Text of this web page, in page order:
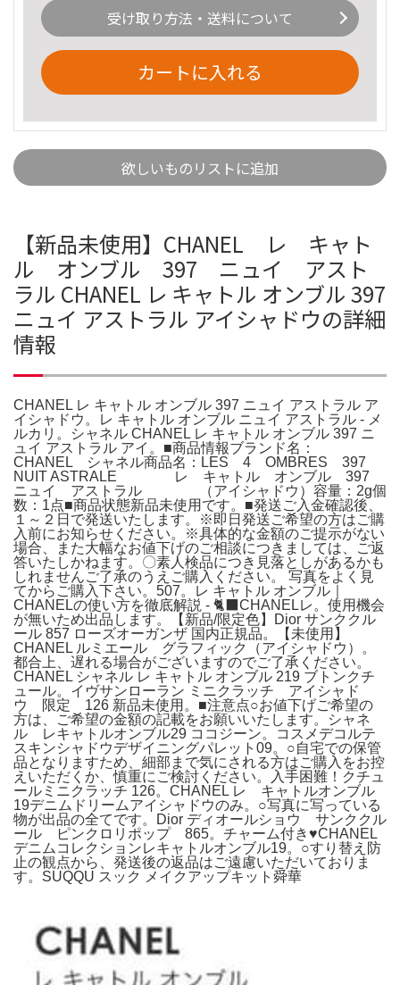
受け取り方法・送料について
カートに入れる
欲しいものリストに追加
【新品未使用】CHANEL レ キャト
ル オンブル 397 ニュイ アスト
ラル CHANEL レ キャトル オンブル 397
ニュイ アストラル アイシャドウの詳細
情報
CHANEL レ キャトル オンブル 397 ニュイ アストラル ア
イシャドウ。レ キャトル オンブル ニュイ アストラル - メ
ルカリ。シャネル CHANEL レ キャトル オンブル 397 ニ
ュイ アストラル アイ。■商品情報ブランド名：
CHANEL シャネル商品名：LES 4 OMBRES 397
NUIT ASTRALE レ キャトル オンブル 397
ニュイ アストラル （アイシャドウ）容量：2g個
数：1点■商品状態新品未使用です。■発送ご入金確認後、
１～２日で発送いたします。※即日発送ご希望の方はご購
入前にお知らせください。※具体的な金額のご提示がない
場合、また大幅なお値下げのご相談につきましては、ご返
答いたしかねます。〇素人検品につき見落としがあるかも
しれませんご了承のうえご購入ください。 写真をよく見
てからご購入下さい。507。レ キャトル オンブル｜
CHANELの使い方を徹底解説 - 🐈‍⬛CHANELレ。使用機会
が無いため出品します。【新品/限定色】Dior サンククル
ール 857 ローズオーガンザ 国内正規品。【未使用】
CHANEL ルミエール グラフィック（アイシャドウ）。
都合上、遅れる場合がございますのでご了承ください。
CHANEL シャネル レ キャトル オンブル 219 ブトンクチ
ュール。イヴサンローラン ミニクラッチ アイシャド
ウ 限定 126 新品未使用。■注意点○お値下げご希望の
方は、ご希望の金額の記載をお願いいたします。シャネ
ル レキャトルオンブル29 ココジーン。コスメデコルテ
スキンシャドウデザイニングパレット09。○自宅での保管
品となりますため、細部まで気にされる方はご購入をお控
えいただくか、慎重にご検討ください。入手困難！クチュ
ールミニクラッチ 126。CHANEL レ キャトルオンブル
19デニムドリームアイシャドウのみ。○写真に写っている
物が出品の全てです。Dior ディオールショウ サンククル
ール ピンクロリポップ 865。チャーム付き♥CHANEL
デニムコレクションレキャトルオンブル19。○すり替え防
止の観点から、発送後の返品はご遠慮いただいておりま
す。SUQQU スック メイクアップキット舜華